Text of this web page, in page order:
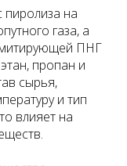
пиролиза на
газа, а
ПНГ
пропан и
сырья,
и тип
влияет на